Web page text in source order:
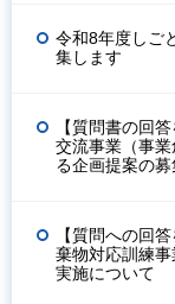
令和8年度しご
集します
【質問書の回
交流事業（事
る企画提案の
【質問への回
棄物対応訓練
実施について